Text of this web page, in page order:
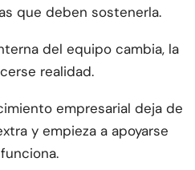
que deben sostenerla.
del equipo cambia, la
realidad.
empresarial deja de
y empieza a apoyarse